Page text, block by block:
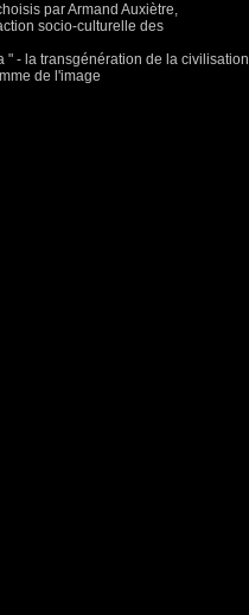
par Armand Auxiètre,
socio-culturelle des
" - la transgénération de la civilisation
de l'image